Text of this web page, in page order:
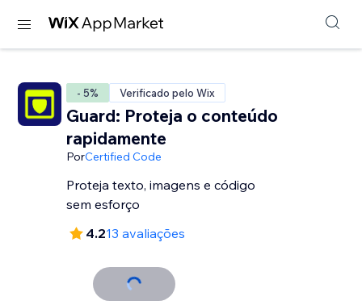
- 5% Verificado pelo Wix
Guard: Proteja o conteúdo
rapidamente
PorCertified Code
Proteja texto, imagens e código
sem esforço
4.213 avaliações